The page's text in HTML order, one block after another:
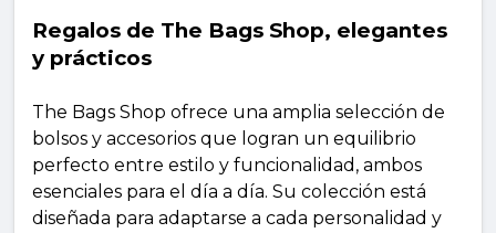
Regalos de The Bags Shop, elegantes
y prácticos
The Bags Shop ofrece una amplia selección de
bolsos y accesorios que logran un equilibrio
perfecto entre estilo y funcionalidad, ambos
esenciales para el día a día. Su colección está
diseñada para adaptarse a cada personalidad y